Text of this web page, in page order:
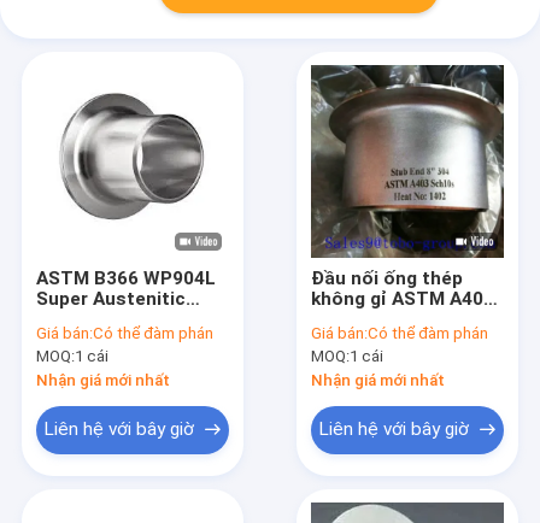
ASTM B366 WP904L
Super Austenitic
Ends MSS SP-43
Phòng chống ăn mòn
Giá bán:Có thể đàm phán
MOQ:1 cái
Nhận giá mới nhất
Liên hệ với bây giờ
Đầu nối ống thép
không gỉ ASTM A403
nhiệt độ cao theo
tiêu chuẩn ASME
B16.9
Giá bán:Có thể đàm phán
MOQ:1 cái
Nhận giá mới nhất
Liên hệ với bây giờ